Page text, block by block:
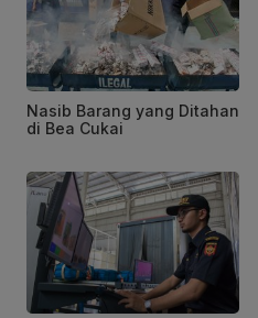
Nasib Barang yang Ditahan
di Bea Cukai